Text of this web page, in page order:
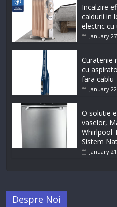
Incalzire
caldurii in
electric cu
January
Curatenie
cu
fara cablu
January
O solutie
vaselor,
Whirlpool
Sistem
January
Despre Noi